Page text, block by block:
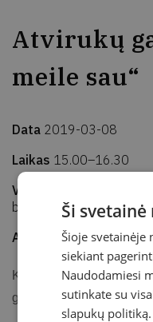
Atvirukų
meile sau“
Data 2019-03-08
Laikas 15.00–16.30
Vieta
Kretingos rajono
biblioteka, Baublių filialas
AdresasMokyklos g. 21,
Kviečiame į edukacinį
gamyba „Su meile sau“.
Ši
Šioje svetainėje
siekiant
Naudodamiesi
sutinkate su
slapukų